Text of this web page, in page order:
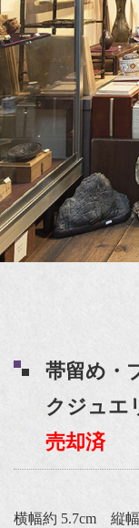
帯留め・
クジュエ
売却済
横幅約 5.7cm 縦